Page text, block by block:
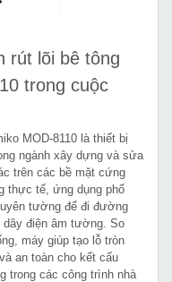
rút lõi bê tông
trong cuộc
MOD-8110 là thiết bị
ngành xây dựng và sửa
trên các bề mặt cứng
thực tế, ứng dụng phổ
tường để đi đường
dây điện âm tường. So
máy giúp tạo lỗ tròn
an toàn cho kết cấu
trong các công trình nhà